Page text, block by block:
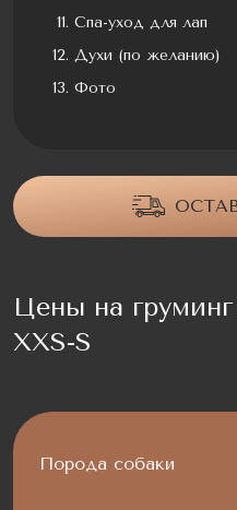
Спа-уход для лап
Духи (по желанию)
Фото
Цены на
XXS-S
Порода собаки